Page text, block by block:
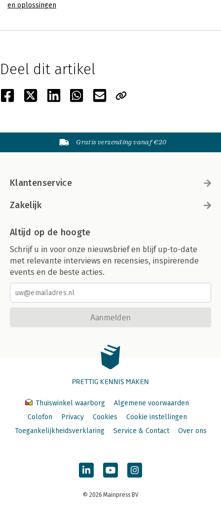
en oplossingen
Deel dit artikel
Gratis verzending vanaf €20
Klantenservice
Zakelijk
Altijd op de hoogte
Schrijf u in voor onze nieuwsbrief en blijf up-to-date
met relevante interviews en recensies, inspirerende
events en de beste acties.
Aanmelden
PRETTIG KENNIS MAKEN
Thuiswinkel waarborg
Algemene voorwaarden
Colofon
Privacy Cookies
Cookie instellingen
Toegankelijkheidsverklaring
Service & Contact Over ons
© 2026 Mainpress BV